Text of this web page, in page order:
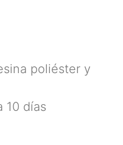
poliéster y
10 días